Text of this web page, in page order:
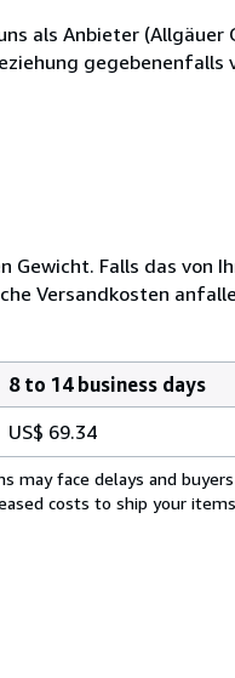
als Anbieter
gegebenenfalls
Falls das von
Versandkosten
8 to 14 business days
US$ 69.34
may face delays and
costs to ship your